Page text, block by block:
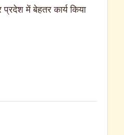
प्रदेश में बेहतर कार्य किया